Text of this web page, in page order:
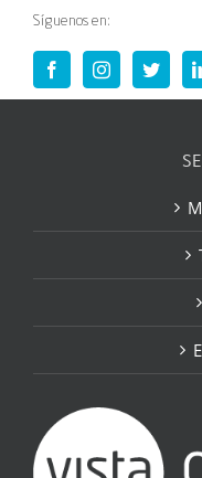
Síguenos en: